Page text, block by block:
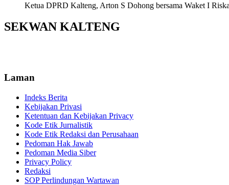
Ketua DPRD Kalteng, Arton S Dohong bersama Waket I
SEKWAN KALTENG
Laman
Indeks Berita
Kebijakan Privasi
Ketentuan dan Kebijakan Privacy
Kode Etik Jurnalistik
Kode Etik Redaksi dan Perusahaan
Pedoman Hak Jawab
Pedoman Media Siber
Privacy Policy
Redaksi
SOP Perlindungan Wartawan